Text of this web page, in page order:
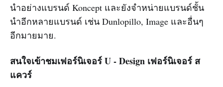
นำอย่างแบรนด์ Koncept และยังจำหน่ายแบรนด์ชั้น
นำอีกหลายแบรนด์ เช่น Dunlopillo, Image และอื่นๆ
อีกมายมาย.
สนใจเข้าชมเฟอร์นิเจอร์ U - Design เฟอร์นิเจอร์ ส
แควร์